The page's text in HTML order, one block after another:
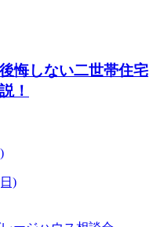
悔しない二世帯住宅
！
)